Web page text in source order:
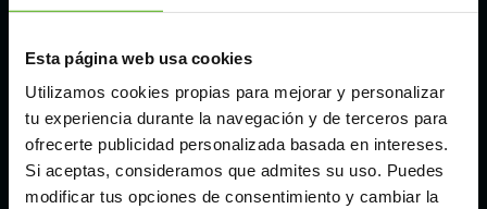
Esta página web usa cookies
Utilizamos cookies propias para mejorar y personalizar
tu experiencia durante la navegación y de terceros para
ofrecerte publicidad personalizada basada en intereses.
Si aceptas, consideramos que admites su uso. Puedes
modificar tus opciones de consentimiento y cambiar la
Madrid
Málaga